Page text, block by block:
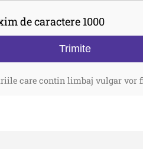
de caractere 1000
Trimite
care contin limbaj vulgar vor